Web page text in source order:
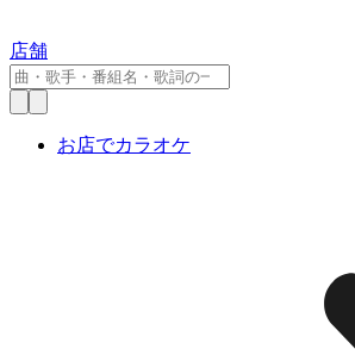
店舗
お店でカラオケ